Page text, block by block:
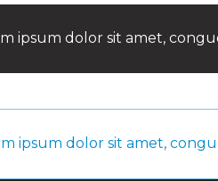
ipsum dolor sit amet,
ipsum dolor sit amet,